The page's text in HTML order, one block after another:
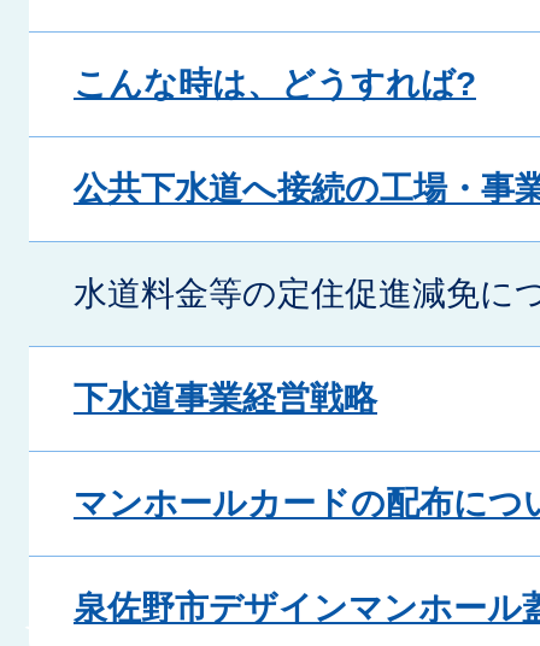
こんな時は、どうすれば?
公共下水道へ接続の工場・事
水道料金等の定住促進減免に
下水道事業経営戦略
マンホールカードの配布につ
泉佐野市デザインマンホール